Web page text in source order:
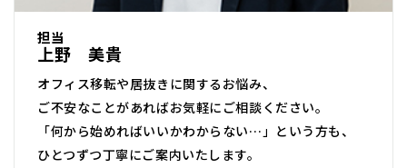
担当
上野 美貴
オフィス移転や居抜きに関するお悩み、
ご不安なことがあればお気軽にご相談ください。
「何から始めればいいかわからない…」という方も、
ひとつずつ丁寧にご案内いたします。